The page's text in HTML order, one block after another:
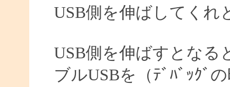
USB側を伸ばしてくれ
USB側を伸ばすとなる
ブルUSBを（ﾃﾞﾊﾞｯｸﾞ